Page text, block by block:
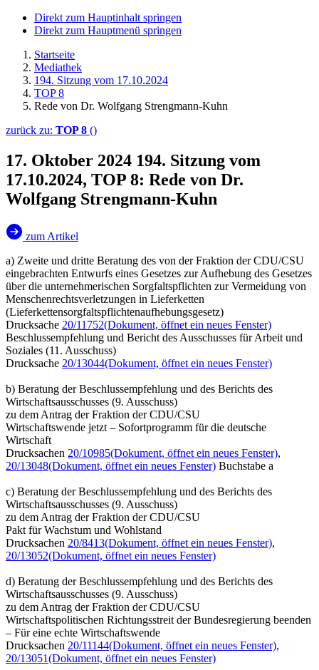
Direkt zum Hauptinhalt springen
Direkt zum Hauptmenü springen
Startseite
Mediathek
194. Sitzung vom 17.10.2024
TOP 8
Rede von Dr. Wolfgang Strengmann-Kuhn
zurück zu: TOP 8 ()
17. Oktober 2024 194. Sitzung vom
17.10.2024, TOP 8: Rede von Dr.
Wolfgang Strengmann-Kuhn
zum Artikel
a) Zweite und dritte Beratung des von der Fraktion der CDU/CSU
eingebrachten Entwurfs eines Gesetzes zur Aufhebung des Gesetzes
über die unternehmerischen Sorgfaltspflichten zur Vermeidung von
Menschenrechtsverletzungen in Lieferketten
(Lieferkettensorgfaltspflichtenaufhebungsgesetz)
Drucksache 20/11752(Dokument, öffnet ein neues Fenster)
Beschlussempfehlung und Bericht des Ausschusses für Arbeit und
Soziales (11. Ausschuss)
Drucksache 20/13044(Dokument, öffnet ein neues Fenster)
b) Beratung der Beschlussempfehlung und des Berichts des
Wirtschaftsausschusses (9. Ausschuss)
zu dem Antrag der Fraktion der CDU/CSU
Wirtschaftswende jetzt – Sofortprogramm für die deutsche
Wirtschaft
Drucksachen 20/10985(Dokument, öffnet ein neues Fenster),
20/13048(Dokument, öffnet ein neues Fenster) Buchstabe a
c) Beratung der Beschlussempfehlung und des Berichts des
Wirtschaftsausschusses (9. Ausschuss)
zu dem Antrag der Fraktion der CDU/CSU
Pakt für Wachstum und Wohlstand
Drucksachen 20/8413(Dokument, öffnet ein neues Fenster),
20/13052(Dokument, öffnet ein neues Fenster)
d) Beratung der Beschlussempfehlung und des Berichts des
Wirtschaftsausschusses (9. Ausschuss)
zu dem Antrag der Fraktion der CDU/CSU
Wirtschaftspolitischen Richtungsstreit der Bundesregierung beenden
– Für eine echte Wirtschaftswende
Drucksachen 20/11144(Dokument, öffnet ein neues Fenster),
20/13051(Dokument, öffnet ein neues Fenster)